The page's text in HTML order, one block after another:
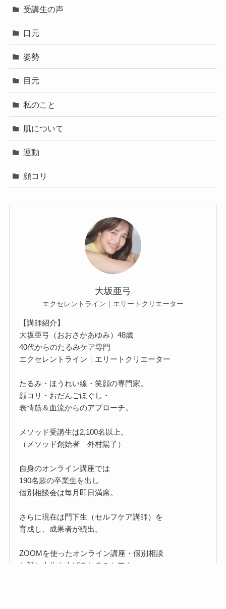
受講生の声
口元
姿勢
目元
私のこと
肌について
運動
顔コリ
大坂亜弓
エクセレントライン｜エリートクリエーター
【講師紹介】
大坂亜弓（おおさかあゆみ）48歳
40代からのたるみケア専門
エクセレントライン｜エリートクリエーター
たるみ・ほうれい線・笑顔の専門家。
顔コリ・おだんごほぐし・
表情筋＆血流からのアプローチ。
メソッド受講生は2,100名以上。
（メソッド創始者 外村陽子）
自身のオンライン講座では
190名超の卒業生を出し
個別相談会は毎月即日満席。
さらに現在は門下生（セルフケア講師）を
育成し、成果者が続出。
ZOOMを使ったオンライン講座・個別相談
お顔と人生を上げるたるみケアを